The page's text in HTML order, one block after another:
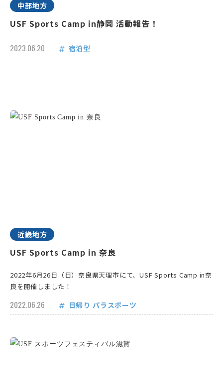
中部地方
USF Sports Camp in静岡 活動報告！
2023.06.20 宿泊型
近畿地方
USF Sports Camp in 奈良
2022年6月26日（日）奈良県天理市にて、USF Sports Camp in奈
良を開催しました！
2022.06.26 日帰り パラスポーツ